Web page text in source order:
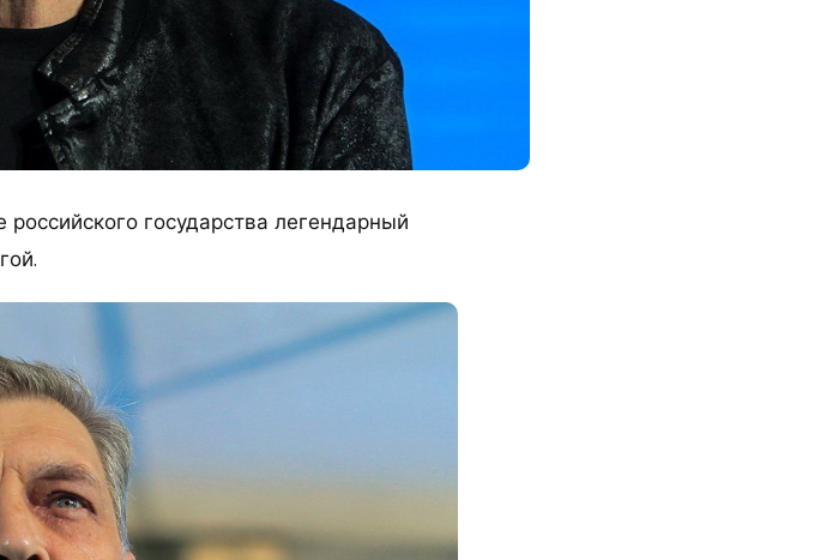
государства легендарный